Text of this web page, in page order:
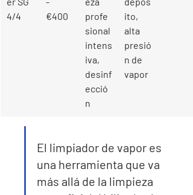
4/4
€400
profe
sional
intens
iva,
desinf
ecció
n
ito,
alta
presió
n de
vapor
El limpiador de vapor es
una herramienta que va
más allá de la limpieza